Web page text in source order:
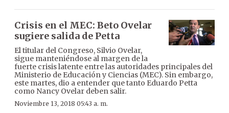
Crisis en el MEC: Beto Ovelar
sugiere salida de Petta
El titular del Congreso, Silvio Ovelar,
sigue manteniéndose al margen de la
fuerte crisis latente entre las autoridades principales del
Ministerio de Educación y Ciencias (MEC). Sin embargo,
este martes, dio a entender que tanto Eduardo Petta
como Nancy Ovelar deben salir.
Noviembre 13, 2018 05:43 a. m.